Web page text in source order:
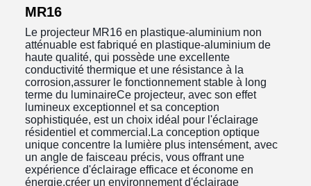
MR16
Le projecteur MR16 en plastique-aluminium non
atténuable est fabriqué en plastique-aluminium de
haute qualité, qui possède une excellente
conductivité thermique et une résistance à la
corrosion,assurer le fonctionnement stable à long
terme du luminaireCe projecteur, avec son effet
lumineux exceptionnel et sa conception
sophistiquée, est un choix idéal pour l'éclairage
résidentiel et commercial.La conception optique
unique concentre la lumière plus intensément, avec
un angle de faisceau précis, vous offrant une
expérience d'éclairage efficace et économe en
énergie.créer un environnement d'éclairage